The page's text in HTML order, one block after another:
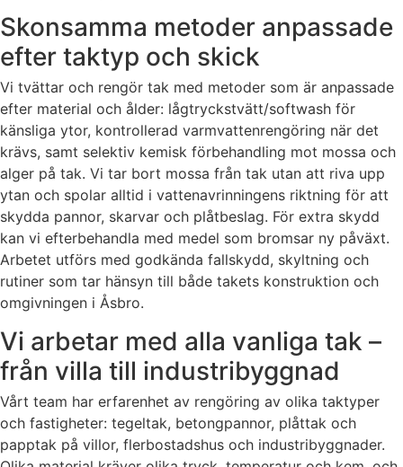
Skonsamma metoder anpassade
efter taktyp och skick
Vi tvättar och rengör tak med metoder som är anpassade
efter material och ålder: lågtryckstvätt/softwash för
känsliga ytor, kontrollerad varmvattenrengöring när det
krävs, samt selektiv kemisk förbehandling mot mossa och
alger på tak. Vi tar bort mossa från tak utan att riva upp
ytan och spolar alltid i vattenavrinningens riktning för att
skydda pannor, skarvar och plåtbeslag. För extra skydd
kan vi efterbehandla med medel som bromsar ny påväxt.
Arbetet utförs med godkända fallskydd, skyltning och
rutiner som tar hänsyn till både takets konstruktion och
omgivningen i Åsbro.
Vi arbetar med alla vanliga tak –
från villa till industribyggnad
Vårt team har erfarenhet av rengöring av olika taktyper
och fastigheter: tegeltak, betongpannor, plåttak och
papptak på villor, flerbostadshus och industribyggnader.